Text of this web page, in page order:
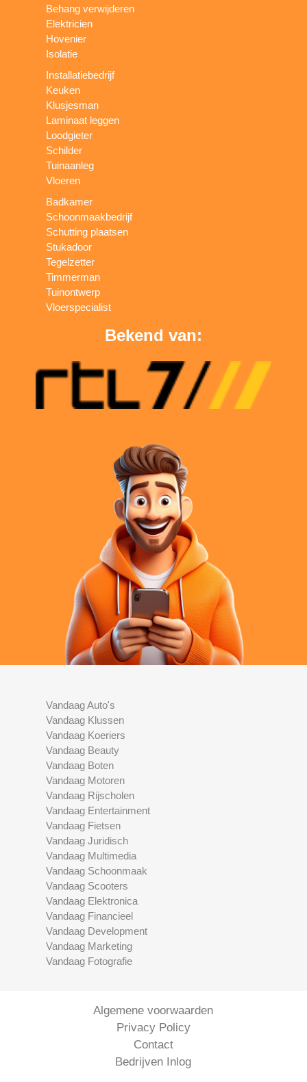
Behang verwijderen
Elektricien
Hovenier
Isolatie
Installatiebedrijf
Keuken
Klusjesman
Laminaat leggen
Loodgieter
Schilder
Tuinaanleg
Vloeren
Badkamer
Schoonmaakbedrijf
Schutting plaatsen
Stukadoor
Tegelzetter
Timmerman
Tuinontwerp
Vloerspecialist
Bekend van:
Vandaag Auto's
Vandaag Klussen
Vandaag Koeriers
Vandaag Beauty
Vandaag Boten
Vandaag Motoren
Vandaag Rijscholen
Vandaag Entertainment
Vandaag Fietsen
Vandaag Juridisch
Vandaag Multimedia
Vandaag Schoonmaak
Vandaag Scooters
Vandaag Elektronica
Vandaag Financieel
Vandaag Development
Vandaag Marketing
Vandaag Fotografie
Algemene voorwaarden
Privacy Policy
Contact
Bedrijven Inlog